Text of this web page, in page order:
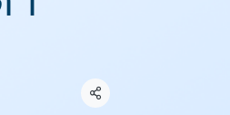
Share